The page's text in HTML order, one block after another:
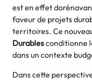
est en effet
faveur de projets
territoires. Ce
Durablesconditionne
dans un contexte
Dans cette